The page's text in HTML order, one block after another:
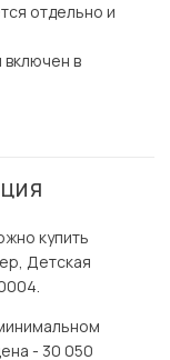
отдельно и
в
купить
Детская
- 30 050